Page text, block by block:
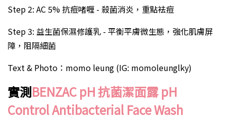
Step 2: AC 5% 抗痘啫喱 - 殺菌消炎，重點袪痘
Step 3: 益生菌保濕修護乳 - 平衡平膚微生態，強化肌膚屏
障，阻隔細菌
Text & Photo：momo leung (IG: momoleunglky)
實測BENZAC pH 抗菌潔面露 pH
Control Antibacterial Face Wash